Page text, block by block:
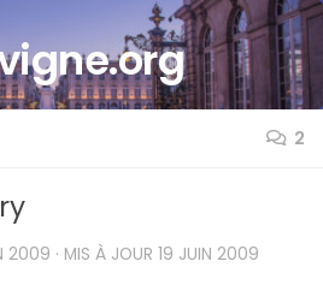
2
2009 · MIS À JOUR 19 JUIN 2009